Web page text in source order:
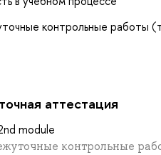
контрольные работы
аттестация
module
контрольные